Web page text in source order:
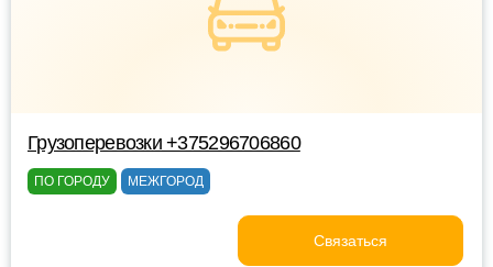
Грузоперевозки +375296706860
ПО ГОРОДУ МЕЖГОРОД
Связаться